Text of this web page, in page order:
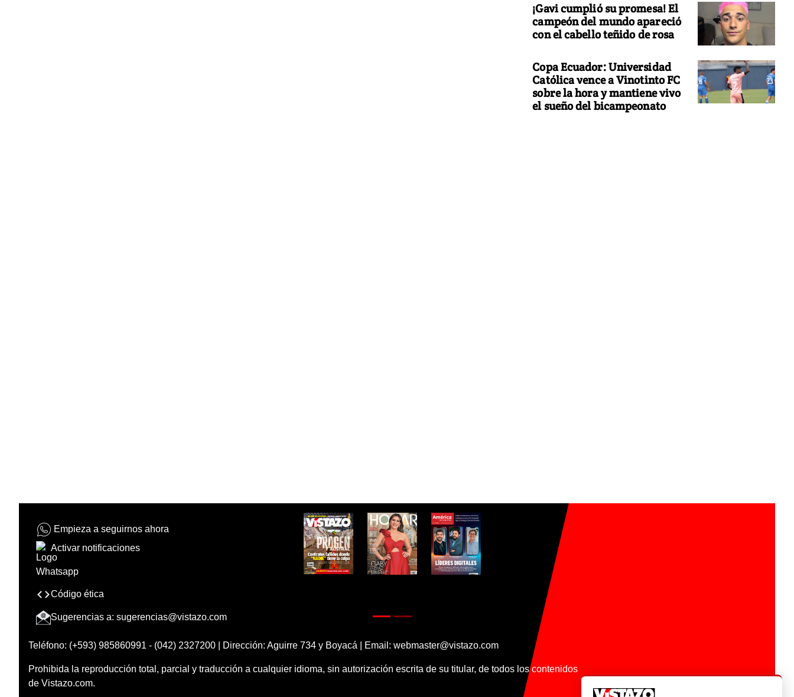
¡Gavi cumplió su promesa! El
campeón del mundo apareció
con el cabello teñido de rosa
Copa Ecuador: Universidad
Católica vence a Vinotinto FC
sobre la hora y mantiene vivo
el sueño del bicampeonato
Empieza a seguirnos ahora
Activar notificaciones
Código ética
Sugerencias a: sugerencias@vistazo.com
Teléfono: (+593) 985860991 - (042) 2327200 | Dirección: Aguirre 734 y Boyacá | Email: webmaster@vistazo.com
Prohibida la reproducción total, parcial y traducción a cualquier idioma, sin autorización escrita de su titular, de todos los contenidos
de Vistazo.com.